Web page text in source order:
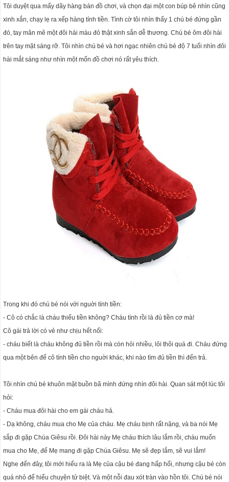
Tôi duyệt qua mấy dãy hàng bán đồ chơi, và chọn đại một con búp bê nhìn cũng
xinh xắn, chạy lẹ ra xếp hàng tính tiền. Tình cờ tôi nhìn thấy 1 chú bé đứng gần
đó, tay mân mê một đôi hài màu đỏ thật xinh sắn dễ thương. Chú bé ôm đôi hài
trên tay mặt sáng rỡ. Tôi nhìn chú bé và hơi ngạc nhiên chú bé độ 7 tuổi nhìn đôi
hài mắt sáng như nhìn một mốn đồ chơi nó rất yêu thích.
Trong khi đó chú bé nói với nguời tính tiền:
- Cô có chắc là cháu thiếu tiền không? Cháu tính rồi là đủ tiền cơ mà!
Cô gái trả lời có vẻ như chịu hết nổi:
- cháu biết là cháu không đủ tiền rồi mà còn hỏi nhiều, lôi thôi quá đi. Cháu đứng
qua một bên để cô tính tiền cho nguời khác, khi nào tìm đủ tiền thì đến trả.
Tôi nhìn chú bé khuôn mặt buồn bã mình đứng nhìn đôi hài. Quan sát một lúc tôi
hỏi:
- Cháu mua đôi hài cho em gái cháu hả.
- Dạ không, cháu mua cho Mẹ của cháu. Mẹ cháu bịnh rất nặng, và ba nói Mẹ
sắp đi gặp Chúa Giêsu rồi. Đôi hài này Mẹ cháu thích lâu lắm rồi, cháu muốn
mua cho Mẹ, để Mẹ mang đi gặp Chúa Giêsu. Mẹ sẽ đẹp lắm, sẽ vui lắm!
Nghe đến đây, tôi mới hiểu ra là Mẹ của cậu bé đang hấp hối, nhưng cậu bé còn
quá nhỏ để hiểu chuyện tử biệt. Và một nỗi đau xót tràn vào hồn tôi. Chú bé nói